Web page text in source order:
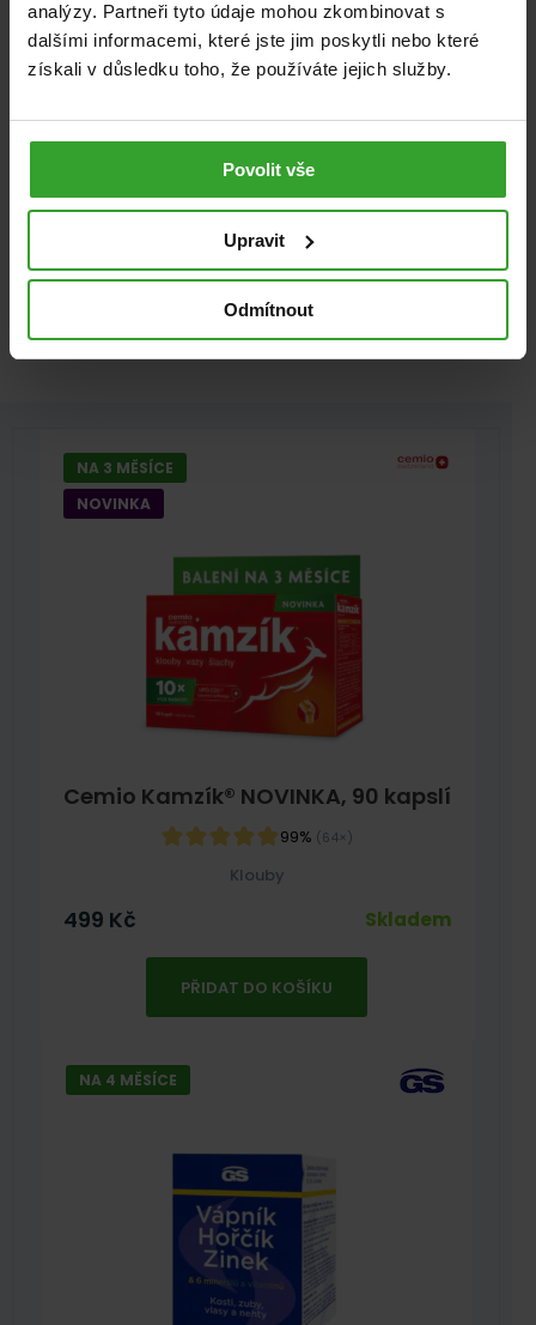
analýzy. Partneři tyto údaje mohou zkombinovat s
dalšími informacemi, které jste jim poskytli nebo které
získali v důsledku toho, že používáte jejich služby.
Povolit vše
Upravit
Odmítnout
vyrábí Green–Swan Pharmaceuticals CR a. s. Pod
Višňovkou 27, 140 00 Praha 4-Krč, Česká republika.
2. a 3. trimestr těhotenství a kojení
Pro ženy
Sport Srdce a cévní soustava
Srdce a cévy
Vitaminy a minerály pro sportovce
Cemio Kamzík® NOVINKA, 90 kapslí
99% (64×)
NA 3 MĚSÍCE
NOVINKA
Klouby
499 Kč Skladem
PŘIDAT DO KOŠÍKU
NA 4 MĚSÍCE